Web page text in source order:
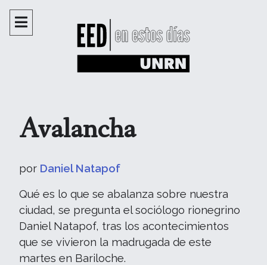
Avalancha
por Daniel Natapof
Qué es lo que se abalanza sobre nuestra
ciudad, se pregunta el sociólogo rionegrino
Daniel Natapof, tras los acontecimientos
que se vivieron la madrugada de este
martes en Bariloche.